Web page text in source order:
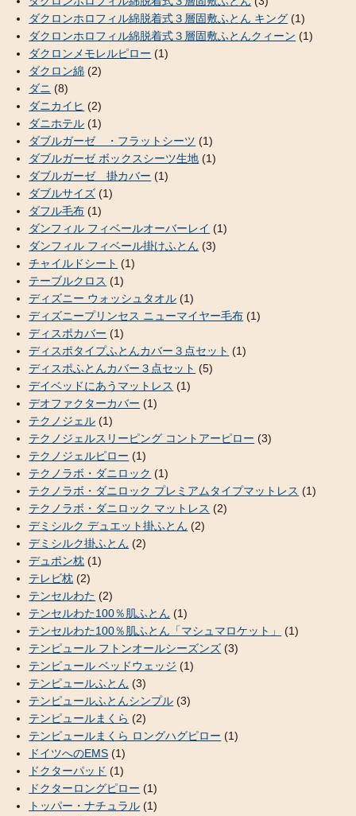
ダクロンホロフィル綿脱着式３層固敷ふとん キング (1)
ダクロンホロフィル綿脱着式３層固敷ふとんクィーン (1)
ダクロンメモレルピロー (1)
ダクロン綿 (2)
ダニ (8)
ダニカイヒ (2)
ダニホテル (1)
ダブルガーゼ ・フラットシーツ (1)
ダブルガーゼ ボックスシーツ生地 (1)
ダブルガーゼ 掛カバー (1)
ダブルサイズ (1)
ダフル毛布 (1)
ダンフィル フィベールオーバーレイ (1)
ダンフィル フィベール掛けふとん (3)
チャイルドシート (1)
テーブルクロス (1)
ディズニー ウォッシュタオル (1)
ディズニープリンセス ニューマイヤー毛布 (1)
ディスポカバー (1)
ディスポタイプふとんカバー３点セット (1)
ディスポふとんカバー３点セット (5)
デイベッドにあうマットレス (1)
デオファクターカバー (1)
テクノジェル (1)
テクノジェルスリーピング コントアーピロー (3)
テクノジェルピロー (1)
テクノラボ・ダニロック (1)
テクノラボ・ダニロック プレミアムタイプマットレス (1)
テクノラボ・ダニロック マットレス (2)
デミシルク デュエット掛ふとん (2)
デミシルク掛ふとん (2)
デュポン枕 (1)
テレビ枕 (2)
テンセルわた (2)
テンセルわた100％肌ふとん (1)
テンセルわた100％肌ふとん「マシュマロケット」
(1)
テンピュール フトンオールシーズンズ (3)
テンピュール ベッドウェッジ (1)
テンピュールふとん (3)
テンピュールふとんシンプル (3)
テンピュールまくら (2)
テンピュールまくら ロングハグピロー (1)
ドイツへのEMS (1)
ドクターパッド (1)
ドクターロングピロー (1)
トッパー・ナチュラル (1)